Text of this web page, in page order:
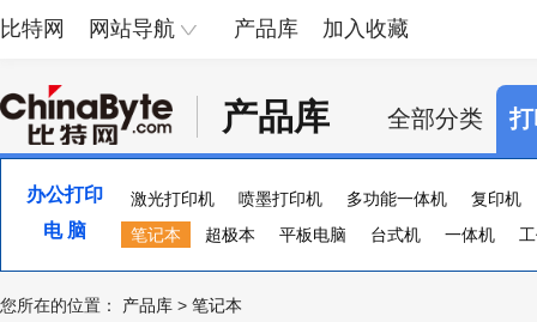
比特网 网站导航 产品库 加入收藏
产品库 全部分类
办公打印 激光打印机 喷墨打印机 多功能一体机
复印机
便携照片打印机
页宽打印机 证卡打印机 大幅
电 脑 笔记本 超极本 平板电脑 台式机 一体机
您所在的位置： 产品库 > 笔记本